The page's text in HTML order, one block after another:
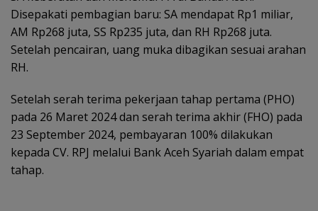
Disepakati pembagian baru: SA mendapat Rp1 miliar,
AM Rp268 juta, SS Rp235 juta, dan RH Rp268 juta.
Setelah pencairan, uang muka dibagikan sesuai arahan
RH.
Setelah serah terima pekerjaan tahap pertama (PHO)
pada 26 Maret 2024 dan serah terima akhir (FHO) pada
23 September 2024, pembayaran 100% dilakukan
kepada CV. RPJ melalui Bank Aceh Syariah dalam empat
tahap.